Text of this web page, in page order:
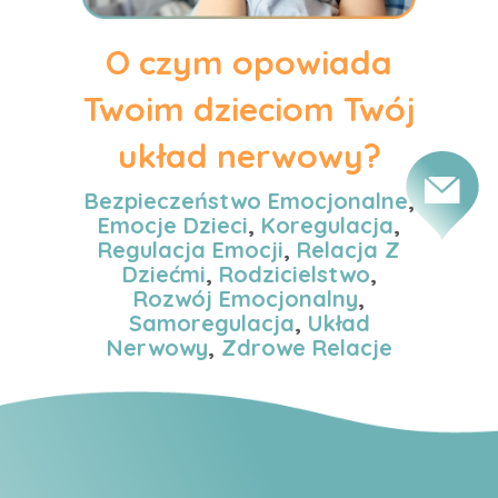
O czym opowiada
Twoim dzieciom Twój
układ nerwowy?
Bezpieczeństwo Emocjonalne,
Emocje Dzieci, Koregulacja,
Regulacja Emocji, Relacja Z
Dziećmi, Rodzicielstwo,
Rozwój Emocjonalny,
Samoregulacja, Układ
Nerwowy, Zdrowe Relacje